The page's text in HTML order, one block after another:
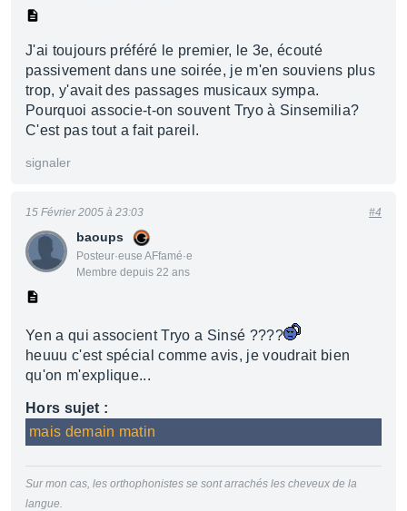
J'ai toujours préféré le premier, le 3e, écouté
passivement dans une soirée, je m'en souviens plus
trop, y'avait des passages musicaux sympa.
Pourquoi associe-t-on souvent Tryo à Sinsemilia?
C'est pas tout a fait pareil.
signaler
baoups
Posteur·euse AFfamé·e
Membre depuis 22 ans
15 Février 2005 à 23:03 #4
Yen a qui associent Tryo a Sinsé ????
heuuu c'est spécial comme avis, je voudrait bien
qu'on m'explique...
Hors sujet :
mais demain matin
Sur mon cas, les orthophonistes se sont arrachés les cheveux de la
langue.